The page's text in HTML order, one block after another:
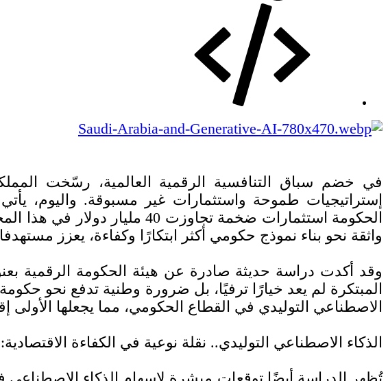
في خضم سباق التنافسية الرقمية العالمية، رسّخت
إستراتيجيات طموحة واستثمارات غير مسبوقة. واليوم،
الحكومة استثمارات ضخمة
واثقة نحو بناء نموذج حكومي أكثر ابتكارًا وكفاءة، يعزز مستهدفات
وقد أكدت دراسة حديثة صادرة عن هيئة الحكومة الرقمية
الاصطناعي التوليدي في القطاع الحكومي، مما يجعلها الأولى
الذكاء الاصطناعي التوليدي.. نقلة نوعية في الكفاءة الاقتصادية: